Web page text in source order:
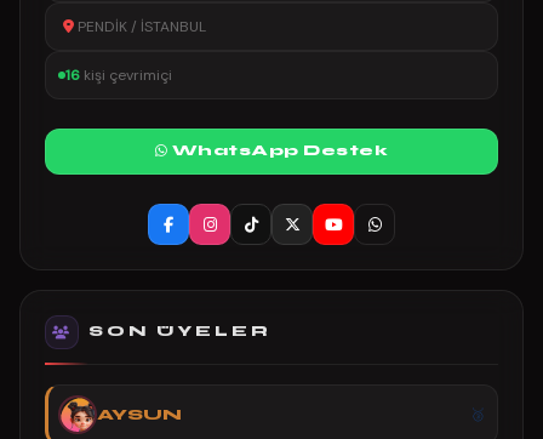
PENDİK / İSTANBUL
16 kişi çevrimiçi
WhatsApp Destek
SON ÜYELER
AYSUN